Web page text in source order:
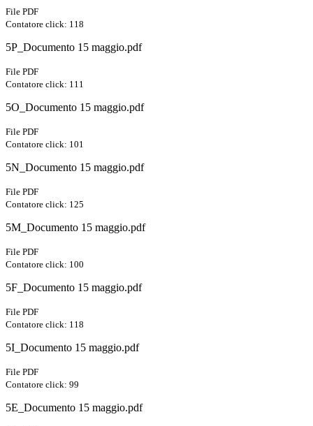
File PDF
Contatore click: 118
5P_Documento 15 maggio.pdf
File PDF
Contatore click: 111
5O_Documento 15 maggio.pdf
File PDF
Contatore click: 101
5N_Documento 15 maggio.pdf
File PDF
Contatore click: 125
5M_Documento 15 maggio.pdf
File PDF
Contatore click: 100
5F_Documento 15 maggio.pdf
File PDF
Contatore click: 118
5I_Documento 15 maggio.pdf
File PDF
Contatore click: 99
5E_Documento 15 maggio.pdf